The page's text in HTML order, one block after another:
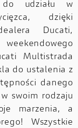
do udziału w
dzięki
Ducati,
Multistrada
do ustalenia z
danego
swoim rodzaju
marzenia, a
Wszystkie